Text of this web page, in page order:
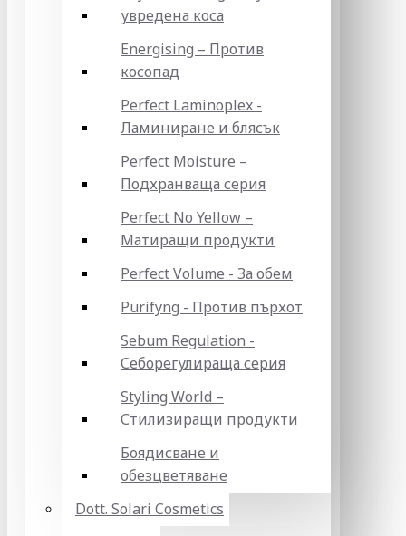
увредена коса
Energising – Против
косопад
Perfect Laminoplex -
Ламиниране и блясък
Perfect Moisture –
Подхранваща серия
Perfect No Yellow –
Матиращи продукти
Perfect Volume - За обем
Purifyng - Против пърхот
Sebum Regulation -
Себорегулираща серия
Styling World –
Стилизиращи продукти
Боядисване и
обезцветяване
Dott. Solari Cosmetics